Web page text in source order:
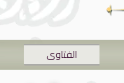
الفتاوى